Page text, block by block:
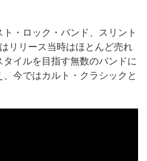
・ロック・バンド、スリント
リリース当時はほとんど売れ
イルを目指す無数のバンドに
今ではカルト・クラシックと